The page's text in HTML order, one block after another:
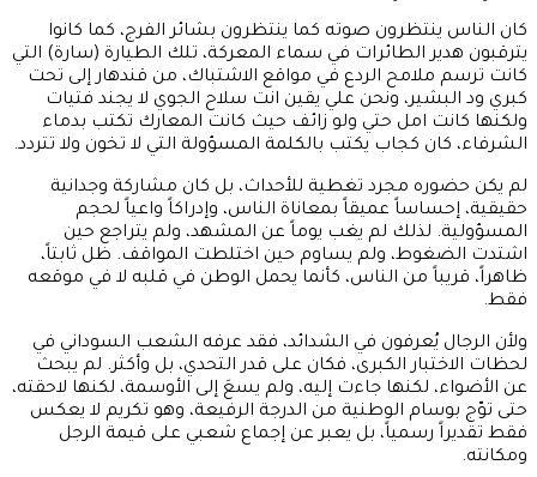
كان الناس ينتظرون صوته كما ينتظرون بشائر الفرج، كما كانوا
يترقبون هدير الطائرات في سماء المعركة، تلك الطيارة (سارة) التي
كانت ترسم ملامح الردع في مواقع الاشتباك، من قندهار إلى تحت
كبري ود البشير، ونحن علي يقين انت سلاح الجوي لا يجند فتيات
ولكنها كانت امل حتي ولو زائف حيث كانت المعارك تكتب بدماء
الشرفاء، كان كجاب يكتب بالكلمة المسؤولة التي لا تخون ولا تتردد.
لم يكن حضوره مجرد تغطية للأحداث، بل كان مشاركة وجدانية
حقيقية، إحساساً عميقاً بمعاناة الناس، وإدراكاً واعياً لحجم
المسؤولية. لذلك لم يغب يوماً عن المشهد، ولم يتراجع حين
اشتدت الضغوط، ولم يساوم حين اختلطت المواقف. ظل ثابتاً،
ظاهراً، قريباً من الناس، كأنما يحمل الوطن في قلبه لا في موقعه
فقط.
ولأن الرجال يُعرفون في الشدائد، فقد عرفه الشعب السوداني في
لحظات الاختبار الكبرى، فكان على قدر التحدي، بل وأكثر. لم يبحث
عن الأضواء، لكنها جاءت إليه، ولم يسعَ إلى الأوسمة، لكنها لاحقته،
حتى توّج بوسام الوطنية من الدرجة الرفيعة، وهو تكريم لا يعكس
فقط تقديراً رسمياً، بل يعبر عن إجماع شعبي على قيمة الرجل
ومكانته.